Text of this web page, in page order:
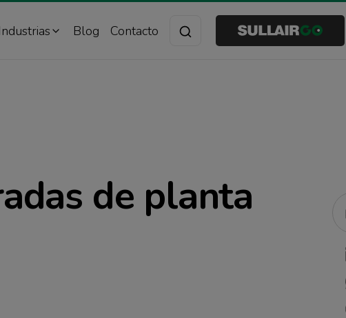
Industrias Blog Contacto Buscar
de planta